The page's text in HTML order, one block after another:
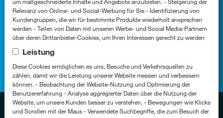
aha@aha.biz
+49 (0) 221 947 13 - 0
Fußzeile
Datenschutzerklärung
Relevanz von Online- und Social-Werbung für Sie - Identifizierung von
Kundengruppen, die wir für bestimmte Produkte wiederholt ansprechen
werden - Teilen von Daten mit unseren Werbe- und Social Media-Partnern
über deren Drittanbieter-Cookies, um Ihren Interessen gerecht zu werden
Leistung
Diese Cookies ermöglichen es uns, Besuche und Verkehrsquellen zu
zählen, damit wir die Leistung unserer Website messen und verbessern
können. - Beobachtung der Website-Nutzung und Optimierung der
Benutzererfahrung - Analyse aggregierter Daten über die Nutzung der
Website, um unsere Kunden besser zu verstehen. - Bewegungen wie Klicks
und Scrollen mit der Maus - Verwendete Suchbegriffe, die zum Besuch der